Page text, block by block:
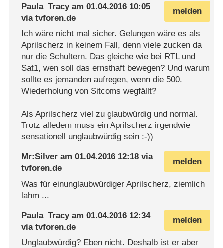
melden
Paula_Tracyam01.04.2016 10:05
viatvforen.de
Ich wäre nicht mal sicher. Gelungen wäre es als
Aprilscherz in keinem Fall, denn viele zucken da
nur die Schultern. Das gleiche wie bei RTL und
Sat1, wen soll das ernsthaft bewegen? Und warum
sollte es jemanden aufregen, wenn die 500.
Wiederholung von Sitcoms wegfällt?
Als Aprilscherz viel zu glaubwürdig und normal.
Trotz alledem muss ein Aprilscherz irgendwie
sensationell unglaubwürdig sein :-))
melden
Mr:Silver am01.04.2016 12:18 via
tvforen.de
Was für einunglaubwürdiger Aprilscherz, ziemlich
lahm ...
melden
Paula_Tracyam01.04.2016 12:34
viatvforen.de
Unglaubwürdig? Eben nicht. Deshalb ist er aber